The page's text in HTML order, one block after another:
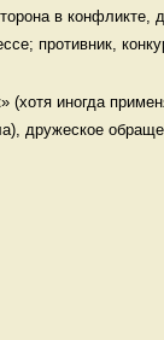
в конфликте,
противник,
(хотя иногда
дружеское